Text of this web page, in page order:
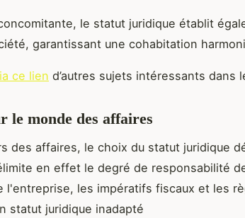
le statut juridique établit
garantissant une cohabitation
ce lien d’autres sujets intéressants dans
le monde des affaires
des affaires, le choix du statut juridique
en effet le degré de responsabilité
l'entreprise, les impératifs fiscaux et les
statut juridique inadapté